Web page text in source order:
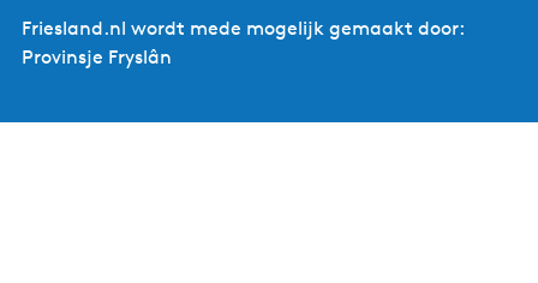
Friesland.nl wordt mede mogelijk gemaakt door:
Provinsje Fryslân